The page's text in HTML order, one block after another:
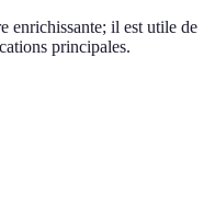
enrichissante; il est utile de
principales.